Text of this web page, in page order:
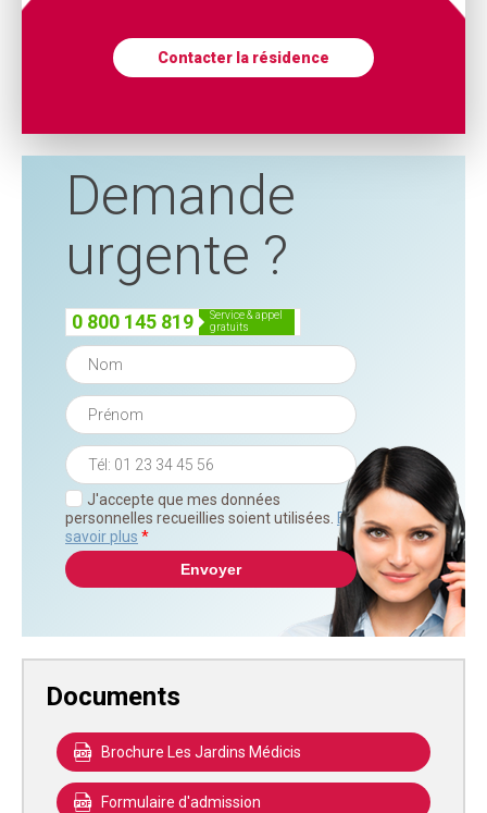
Contacter la résidence
Demande
urgente ?
0 800 145 819
service & appel
gratuits
J'accepte que mes données
personnelles recueillies soient utilisées. En
savoir plus *
Documents
Brochure Les Jardins Médicis
Formulaire d'admission